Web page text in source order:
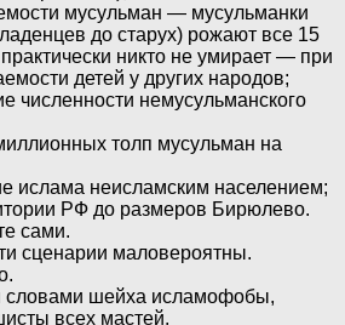
мусульман — мусульманки
до старух) рожают все 15
никто не умирает — при
детей у других народов;
численности немусульманского
толп мусульман на
ислама неисламским населением;
РФ до размеров Бирюлево.
сами.
сценарии маловероятны.
словами шейха исламофобы,
всех мастей.